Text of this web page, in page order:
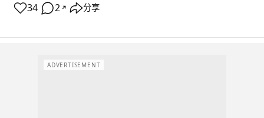
34 2 ↗ 分享
ADVERTISEMENT